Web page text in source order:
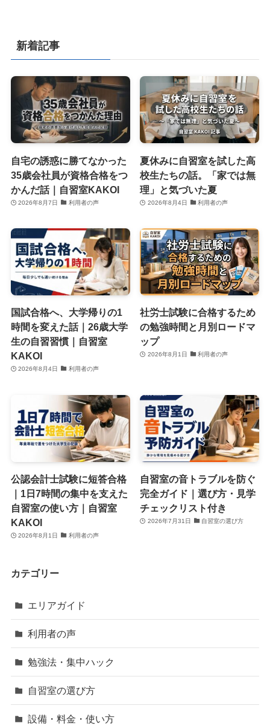
新着記事
自宅の誘惑に勝てなかった
35歳会社員が資格合格をつ
かんだ話｜自習室KAKOI
2026年8月7日 利用者の声
夏休みに自習室を試した高
校生たちの話。「家では無
理」と気づいた夏
2026年8月4日 利用者の声
国試合格へ、大学帰りの1
時間を変えた話｜26歳大学
生の自習習慣｜自習室
KAKOI
2026年8月4日 利用者の声
社労士試験に合格するため
の勉強時間と月別ロードマ
ップ
2026年8月1日 利用者の声
公認会計士試験に短答合格
｜1日7時間の集中を支えた
自習室の使い方｜自習室
KAKOI
2026年8月1日 利用者の声
自習室の音トラブルを防ぐ
完全ガイド｜選び方・見学
チェックリスト付き
2026年7月31日 自習室の選び方
カテゴリー
エリアガイド
利用者の声
勉強法・集中ハック
自習室の選び方
設備・料金・使い方